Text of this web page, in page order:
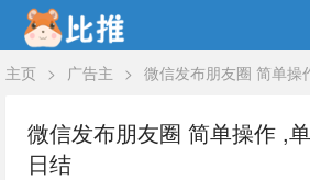
主页 > 广告主 > 微信发布朋友圈 简单操
微信发布朋友圈 简单操作 ,
日结